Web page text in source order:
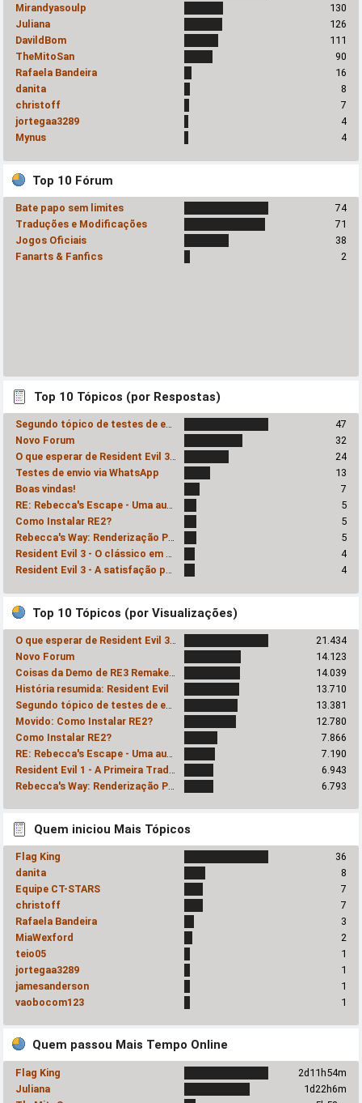
Mirandyasoulp
130
Juliana
126
DavildBom
111
TheMitoSan
90
Rafaela Bandeira
16
danita
8
christoff
7
jortegaa3289
4
Mynus
4
Top 10 Fórum
Bate papo sem limites
74
Traduções e Modificações
71
Jogos Oficiais
38
Fanarts & Fanfics
2
Top 10 Tópicos (por Respostas)
Segundo tópico de testes de envio via Whatsapp
47
Novo Forum
32
O que esperar de Resident Evil 3 Remake?
24
Testes de envio via WhatsApp
13
Boas vindas!
7
RE: Rebecca's Escape - Uma audácia inexplicavelmente prazerosa
5
Como Instalar RE2?
5
Rebecca's Way: Renderização Progressiva
5
Resident Evil 3 - O clássico em HD!
4
Resident Evil 3 - A satisfação pessoal do Romhacker
4
Top 10 Tópicos (por Visualizações)
21.434
Novo Forum
14.123
14.039
História resumida: Resident Evil
13.710
13.381
Movido: Como Instalar RE2?
12.780
Como Instalar RE2?
7.866
7.190
6.943
6.793
Quem iniciou Mais Tópicos
Flag King
36
danita
8
Equipe CT-STARS
7
christoff
7
Rafaela Bandeira
3
MiaWexford
2
teio05
1
jortegaa3289
1
jamesanderson
1
vaobocom123
1
Quem passou Mais Tempo Online
Flag King
2d11h54m
Juliana
1d22h6m